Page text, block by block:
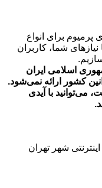
برای انواع
شما، کاربران
اسلامی ایران
کشور ارائه نمی‌شود.
می‌توانید با آیدی
شهر تهران